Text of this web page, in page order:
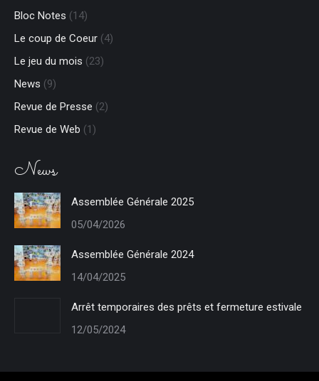
windowwindow
new
windowwindow
Bloc Notes (14)
Le coup de Coeur (4)
Le jeu du mois (23)
News (9)
Revue de Presse (2)
Revue de Web (1)
News
Assemblée Générale 2025
05/04/2026
Assemblée Générale 2024
14/04/2025
Arrêt temporaires des prêts et fermeture estivale
12/05/2024